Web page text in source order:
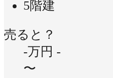
5階建
売ると？
-万円 -
〜